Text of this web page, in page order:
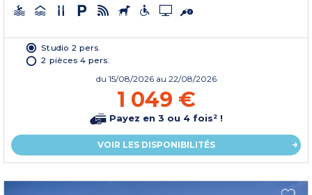
Studio 2 pers.
2 pièces 4 pers.
du 15/08/2026 au 22/08/2026
1 049 €
Payez en 3 ou 4 fois² !
VOIR LES DISPONIBILITÉS